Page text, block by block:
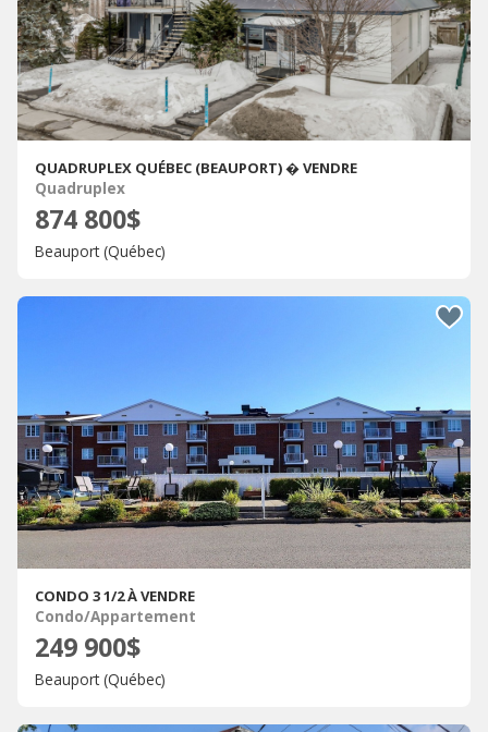
QUADRUPLEX QUÉBEC (BEAUPORT) � VENDRE
Quadruplex
874 800$
Beauport (Québec)
CONDO 3 1/2 À VENDRE
Condo/Appartement
249 900$
Beauport (Québec)